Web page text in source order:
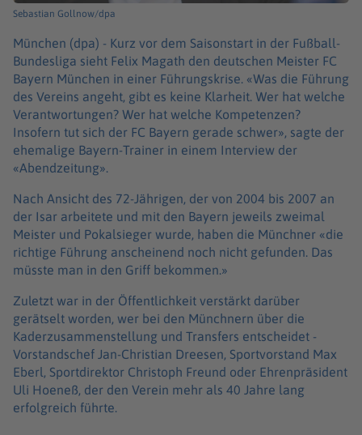
Sebastian Gollnow/dpa
München (dpa) - Kurz vor dem Saisonstart in der Fußball-
Bundesliga sieht Felix Magath den deutschen Meister FC
Bayern München in einer Führungskrise. «Was die Führung
des Vereins angeht, gibt es keine Klarheit. Wer hat welche
Verantwortungen? Wer hat welche Kompetenzen?
Insofern tut sich der FC Bayern gerade schwer», sagte der
ehemalige Bayern-Trainer in einem Interview der
«Abendzeitung».
Nach Ansicht des 72-Jährigen, der von 2004 bis 2007 an
der Isar arbeitete und mit den Bayern jeweils zweimal
Meister und Pokalsieger wurde, haben die Münchner «die
richtige Führung anscheinend noch nicht gefunden. Das
müsste man in den Griff bekommen.»
Zuletzt war in der Öffentlichkeit verstärkt darüber
gerätselt worden, wer bei den Münchnern über die
Kaderzusammenstellung und Transfers entscheidet -
Vorstandschef Jan-Christian Dreesen, Sportvorstand Max
Eberl, Sportdirektor Christoph Freund oder Ehrenpräsident
Uli Hoeneß, der den Verein mehr als 40 Jahre lang
erfolgreich führte.